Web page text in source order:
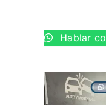
Hablar